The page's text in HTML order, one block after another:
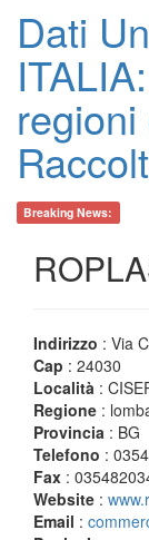
Dati
Breaking News:
Indirizzo : Via
Cap : 24030
Località :
Regione :
Provincia : BG
Telefono :
Fax :
Website :
Email :